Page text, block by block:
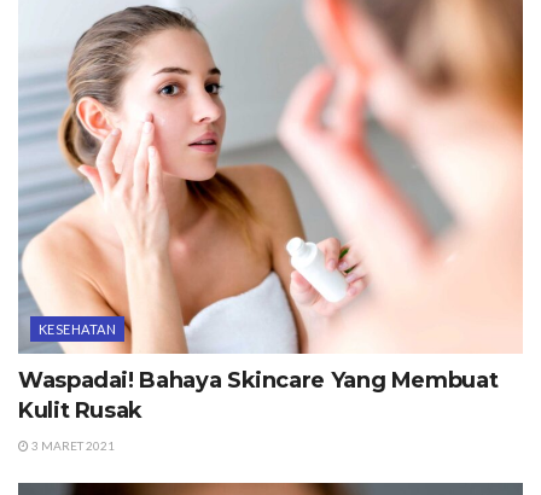
KESEHATAN
Waspadai! Bahaya Skincare Yang Membuat
Kulit Rusak
3 MARET 2021